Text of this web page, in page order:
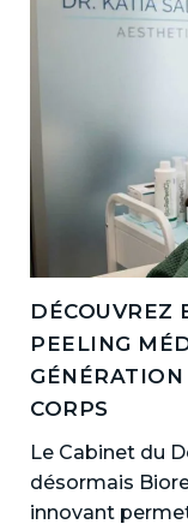
DÉCOUVREZ
PEELING
CORPS
Le Cabinet du
désormais
innovant